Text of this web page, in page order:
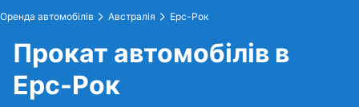
Оренда автомобілів Австралія Ерс-Рок
Прокат автомобілів в
Ерс-Рок